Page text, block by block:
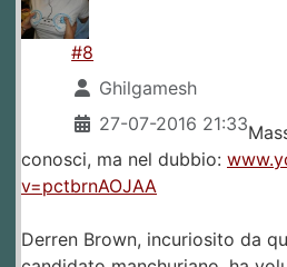
#8
Ghilgamesh
27-07-2016 21:33
conosci, ma nel dubbio:
v=pctbrnAOJAA
Derren Brown, incuriosito da